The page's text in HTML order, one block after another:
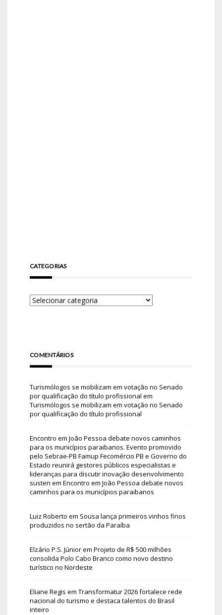
CATEGORIAS
COMENTÁRIOS
Turismólogos se mobilizam em votação no Senado
por qualificação do título profissional em
Turismólogos se mobilizam em votação no Senado
por qualificação do título profissional
Encontro em João Pessoa debate novos caminhos
para os municípios paraibanos. Evento promovido
pelo Sebrae-PB Famup Fecomércio PB e Governo do
Estado reunirá gestores públicos especialistas e
lideranças para discutir inovação desenvolvimento
susten em Encontro em João Pessoa debate novos
caminhos para os municípios paraibanos
Luiz Roberto em Sousa lança primeiros vinhos finos
produzidos no sertão da Paraíba
Elzário P.S. Júniorem Projeto de R$ 500 milhões
consolida Polo Cabo Branco como novo destino
turístico no Nordeste
Eliane Regis em Transformatur 2026 fortalece rede
nacional do turismo e destaca talentos do Brasil
inteiro